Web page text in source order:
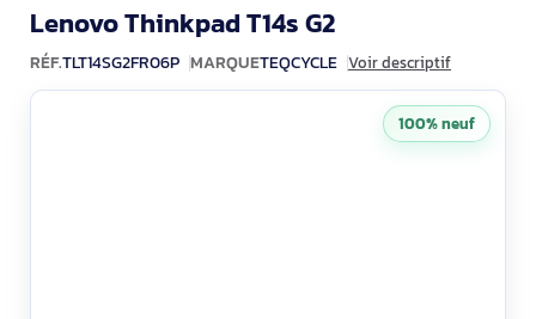
Lenovo Thinkpad T14s G2TLT14SG2FR06P
RÉF.TLT14SG2FR06P MARQUETEQCYCLE Voir descriptif
100% neuf